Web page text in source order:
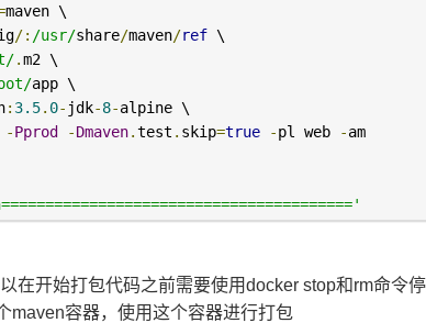
maven \
/: /usr/share/maven/ref \
.m2 \
app \
: 3.5. 0- jdk-8-alpine \
-Pprod -Dmaven.test . skip=true -pl web -am
在开始打包代码之前需要使用docker stop和rm命令
maven容器，使用这个容器进行打包